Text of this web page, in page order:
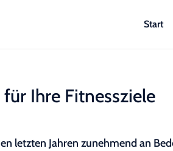
Start
Ihre Fitnessziele
letzten Jahren zunehmend an